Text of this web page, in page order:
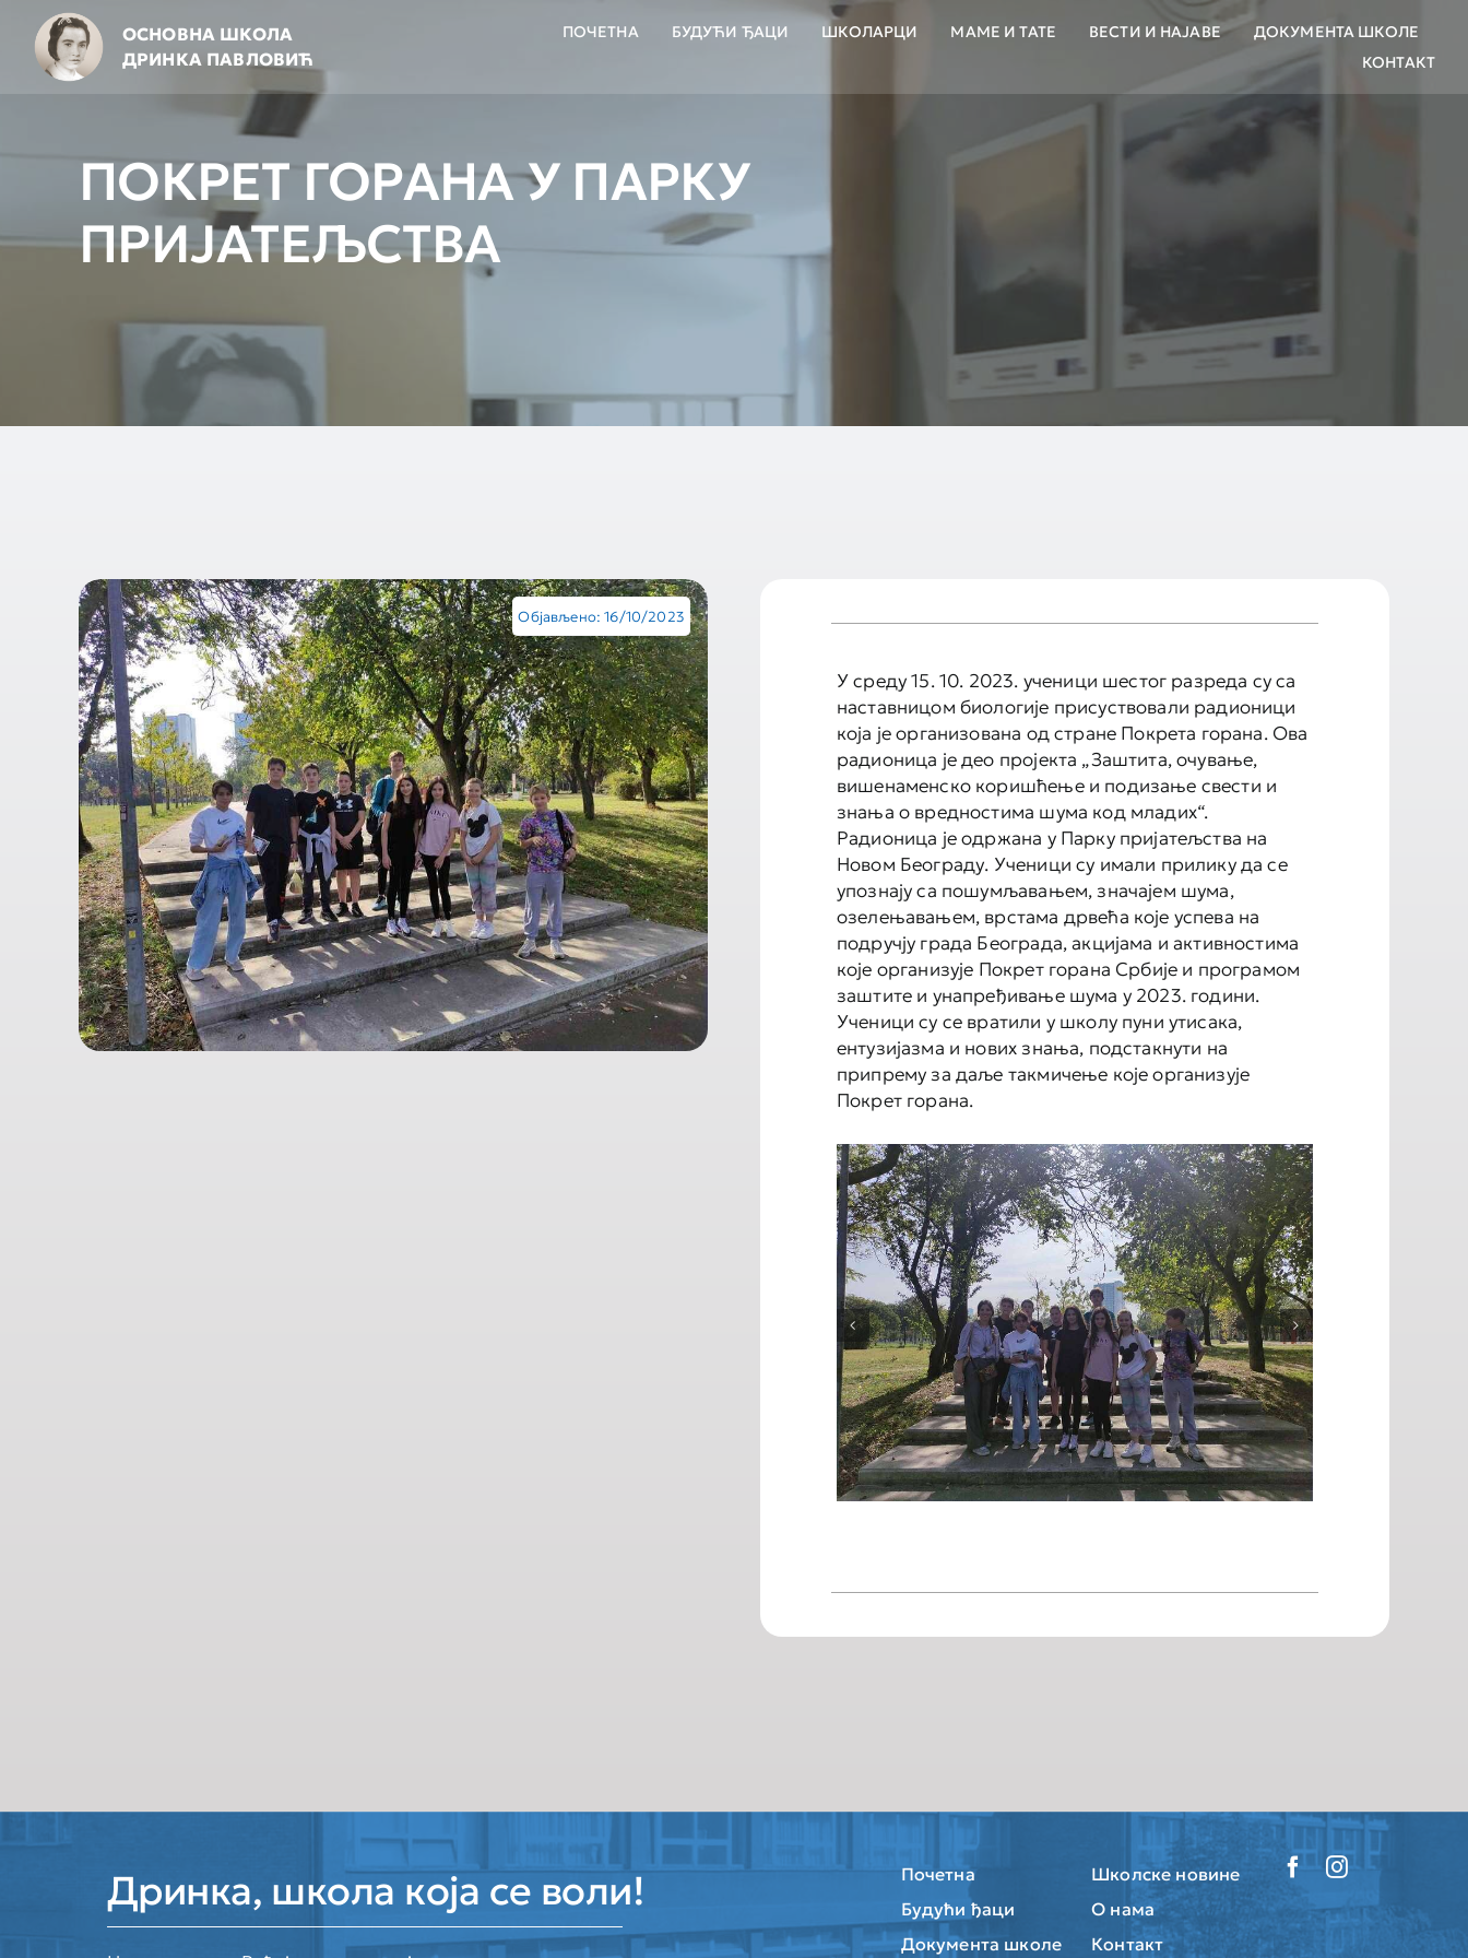
content
ОСНОВНА ШКОЛА
ДРИНКА ПАВЛОВИЋ
ПОЧЕТНА БУДУЋИ ЂАЦИ ШКОЛАРЦИ МАМЕ И ТАТЕ ВЕСТИ И НАЈАВЕ
ДОКУМЕНТА ШКОЛЕ
КОНТАКТ
ПОКРЕТ ГОРАНА У ПАРКУ
ПРИЈАТЕЉСТВА
Објављено: 16/10/2023
У среду 15. 10. 2023. ученици шестог разреда су са
наставницом биологије присуствовали радионици
која је организована од стране Покрета горана. Ова
радионица је део пројекта „Заштита, очување,
вишенаменско коришћење и подизање свести и
знања о вредностима шума код младих“.
Радионица је одржана у Парку пријатељства на
Новом Београду. Ученици су имали прилику да се
упознају са пошумљавањем, значајем шума,
озелењавањем, врстама дрвећа које успева на
подручју града Београда, акцијама и активностима
које организује Покрет горана Србије и програмом
заштите и унапређивање шума у 2023. години.
Ученици су се вратили у школу пуни утисака,
ентузијазма и нових знања, подстакнути на
припрему за даље такмичење које организује
Покрет горана.
Дринка, школа која се воли!
Почетна
Будући ђаци
Документа школе
Школске новине
О нама
Контакт